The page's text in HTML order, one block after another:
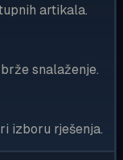
artikala.
snalaženje.
izboru rješenja.